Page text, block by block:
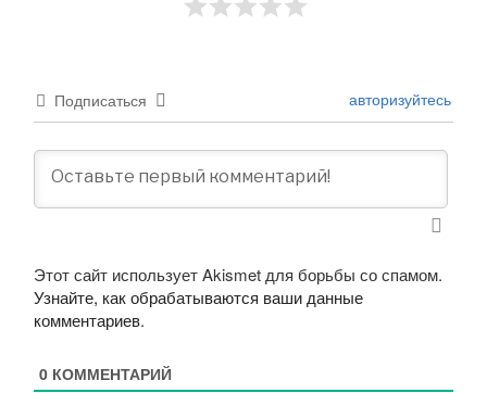
Подписаться авторизуйтесь
Этот сайт использует Akismet для борьбы со спамом.
Узнайте, как обрабатываются ваши данные
комментариев.
0 КОММЕНТАРИЙ